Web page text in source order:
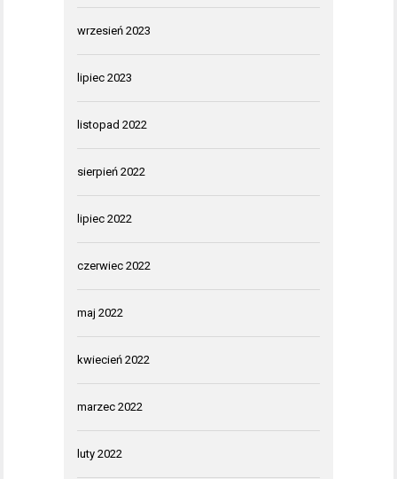
wrzesień 2023
lipiec 2023
listopad 2022
sierpień 2022
lipiec 2022
czerwiec 2022
maj 2022
kwiecień 2022
marzec 2022
luty 2022